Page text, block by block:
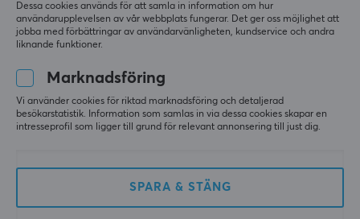
Max acceleration
40 G
Antal knappar
6
Ambidextriös
Razer Orochi V2 Trådlös Gamingmus - Svart
3 likes
linus j
Verifierad köpare
Buffed Private
Dessa cookies används för att samla in information om hur
användarupplevelsen av vår webbplats fungerar. Det ger oss möjlighet att
jobba med förbättringar av användarvänligheten, kundservice och andra
liknande funktioner.
Marknadsföring
Vi använder cookies för riktad marknadsföring och detaljerad
besökarstatistik. Information som samlas in via dessa cookies skapar en
intresseprofil som ligger till grund för relevant annonsering till just dig.
SPARA & STÄNG